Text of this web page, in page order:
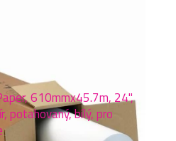
610mmx45.7m, 24",
potahovaný, bílý, pro